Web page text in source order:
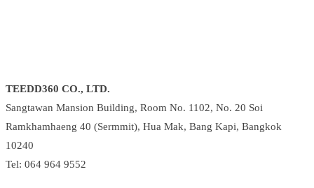
TEEDD360 CO., LTD.
Sangtawan Mansion Building, Room No. 1102, No. 20 Soi
Ramkhamhaeng 40 (Sermmit), Hua Mak, Bang Kapi, Bangkok
10240
Tel: 064 964 9552